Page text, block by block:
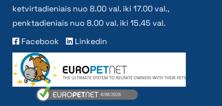
ketvirtadieniais nuo 8.00 val. iki 17.00 val.,
penktadieniais nuo 8.00 val. iki 15.45 val.
Facebook
Linkedin